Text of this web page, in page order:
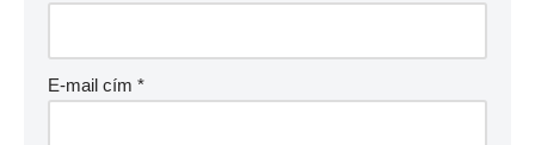
E-mail cím *